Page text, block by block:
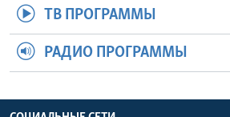
ТВ ПРОГРАММЫ
РАДИО ПРОГРАММЫ